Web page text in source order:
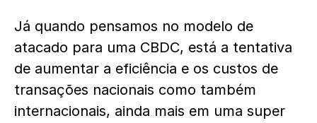
Já quando pensamos no modelo de
atacado para uma CBDC, está a tentativa
de aumentar a eficiência e os custos de
transações nacionais como também
internacionais, ainda mais em uma super